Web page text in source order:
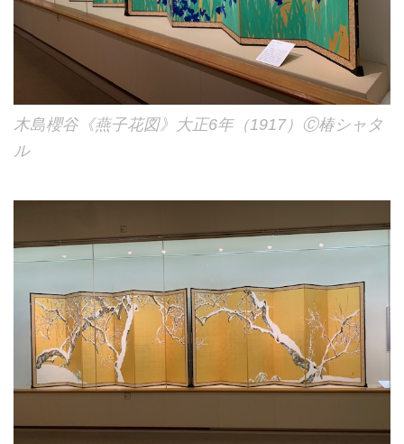
木島櫻谷《燕子花図》大正6年（1917）Ⓒ椿シャタ
ル